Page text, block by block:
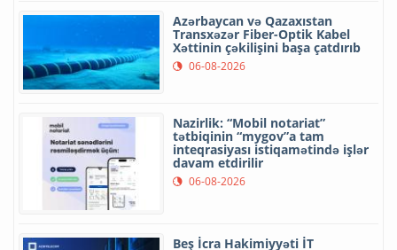
Azərbaycan və Qazaxıstan
Transxəzər Fiber-Optik Kabel
Xəttinin çəkilişini başa çatdırıb
06-08-2026
Nazirlik: “Mobil notariat”
tətbiqinin “mygov”a tam
inteqrasiyası istiqamətində işlər
davam etdirilir
06-08-2026
Beş İcra Hakimiyyəti İT